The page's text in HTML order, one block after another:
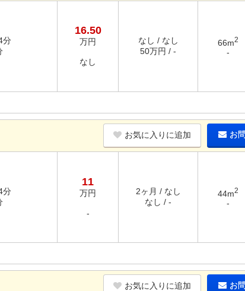
分
16.50
万円
なし
なし / なし
50万円 / -
66m2
-
お気に入りに追加 お
分
11
万円
-
2ヶ月 / なし
なし / -
44m2
-
お気に入りに追加 お